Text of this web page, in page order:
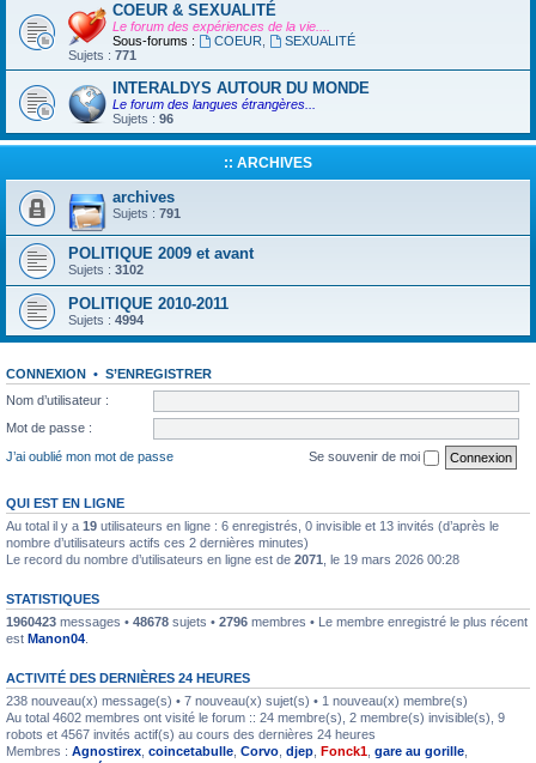
COEUR & SEXUALITÉ
Le forum des expériences de la vie....
Sous-forums :
COEUR
SEXUALITÉ
Sujets : 771
INTERALDYS AUTOUR DU MONDE
Le forum des langues étrangères...
Sujets : 96
:: ARCHIVES
archives
Sujets : 791
POLITIQUE 2009 et avant
Sujets : 3102
POLITIQUE 2010-2011
Sujets : 4994
CONNEXION • S’ENREGISTRER
Nom d’utilisateur :
Mot de passe :
J’ai oublié mon mot de passe
Se souvenir de moi
QUI EST EN LIGNE
Au total il y a 19 utilisateurs en ligne : 6 enregistrés, 0 invisible et 13 invités (d’après le
nombre d’utilisateurs actifs ces 2 dernières minutes)
Le record du nombre d’utilisateurs en ligne est de 2071 , le 19 mars 2026 00:28
STATISTIQUES
1960423 messages • 48678 sujets • 2796 membres • Le membre enregistré le plus récent
est Manon04
ACTIVITÉ DES DERNIÈRES 24 HEURES
238 nouveau(x) message(s) • 7 nouveau(x) sujet(s) • 1 nouveau(x) membre(s)
Au total 4602 membres ont visité le forum :: 24 membre(s), 2 membre(s) invisible(s), 9
robots et 4567 invités actif(s) au cours des dernières 24 heures
Membres : Agnostirex coincetabulle Corvo djep Fonck1 gare au gorille